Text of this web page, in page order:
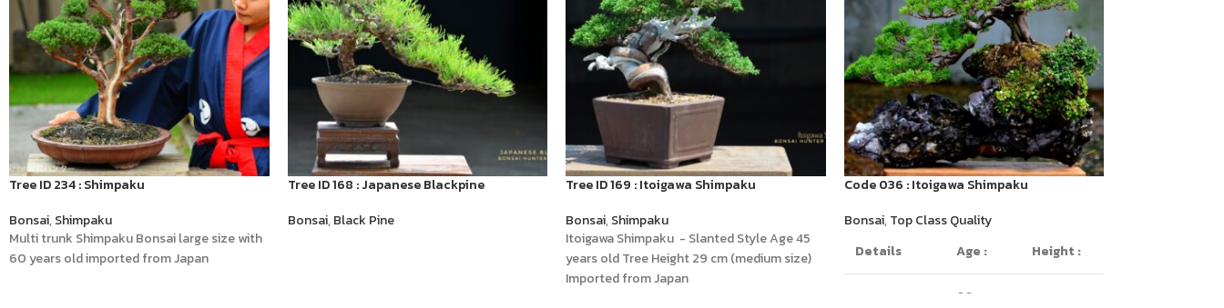
Tree ID 234 : Shimpaku
Bonsai,Shimpaku
Multi trunk Shimpaku Bonsai large size with
60 years old imported from Japan
Tree ID 168 : Japanese Blackpine
Bonsai, Black Pine
Tree ID 169 : Itoigawa Shimpaku
Bonsai,Shimpaku
Itoigawa Shimpaku - Slanted Style Age 45
years old Tree Height 29 cm (medium size)
Imported from Japan
Code 036 : Itoigawa Shimpaku
Bonsai, Top Class Quality
Details
Age : Height :
60 years